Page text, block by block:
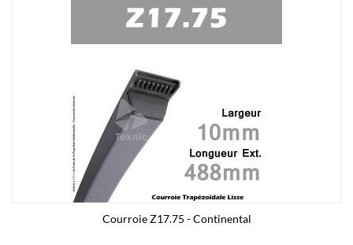
Courroie Z17.75 - Continental